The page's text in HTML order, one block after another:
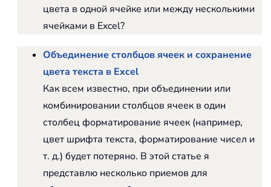
цвета в одной ячейке или между несколькими
ячейками в Excel?
Объединение столбцов ячеек и сохранение
цвета текста в Excel
Как всем известно, при объединении или
комбинировании столбцов ячеек в один
столбец форматирование ячеек (например,
цвет шрифта текста, форматирование чисел и
т. д.) будет потеряно. В этой статье я
представлю несколько приемов для